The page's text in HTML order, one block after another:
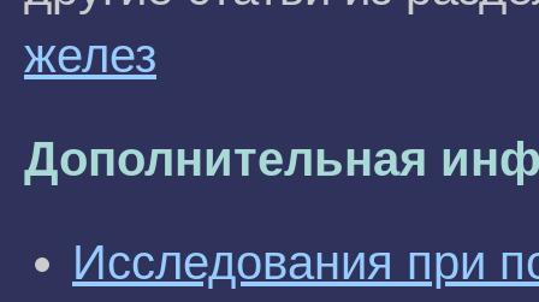
желез
Дополнительная
Исследования при